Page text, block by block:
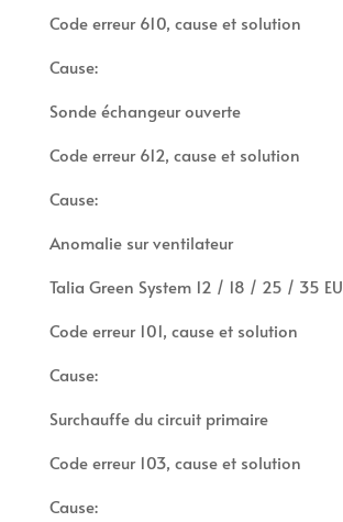
Code erreur 610, cause et solution
Cause:
Sonde échangeur ouverte
Code erreur 612, cause et solution
Cause:
Anomalie sur ventilateur
Talia Green System 12 / 18 / 25 / 35 EU
Code erreur 101, cause et solution
Cause:
Surchauffe du circuit primaire
Code erreur 103, cause et solution
Cause: